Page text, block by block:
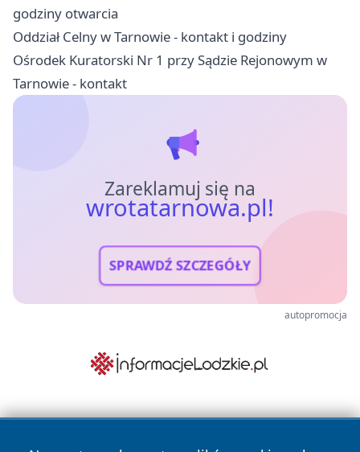
godziny otwarcia
Oddział Celny w Tarnowie - kontakt i godziny
Ośrodek Kuratorski Nr 1 przy Sądzie Rejonowym w
Tarnowie - kontakt
Zareklamuj się na
wrotatarnowa.pl!
SPRAWDŹ SZCZEGÓŁY
autopromocja